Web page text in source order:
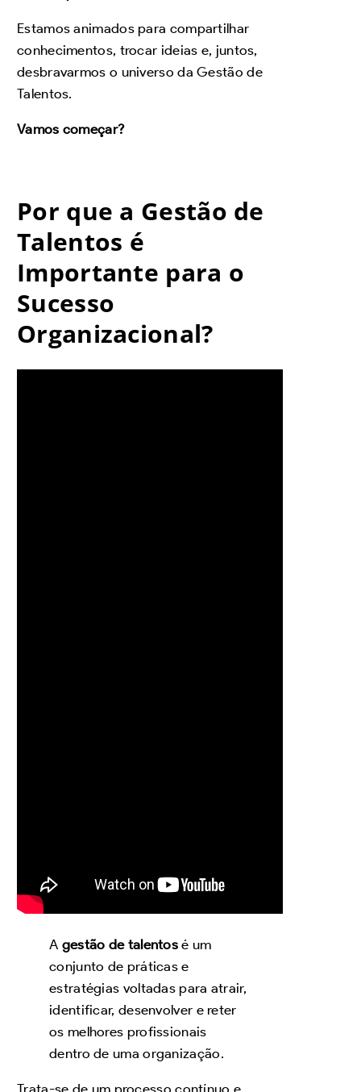
Estamos animados para compartilhar
conhecimentos, trocar ideias e, juntos,
desbravarmos o universo da Gestão de
Talentos.
Vamos começar?
Por que a Gestão de
Talentos é
Importante para o
Sucesso
Organizacional?
A gestão de talentos é um
conjunto de práticas e
estratégias voltadas para atrair,
identificar, desenvolver e reter
os melhores profissionais
dentro de uma organização.
Trata-se de um processo contínuo e